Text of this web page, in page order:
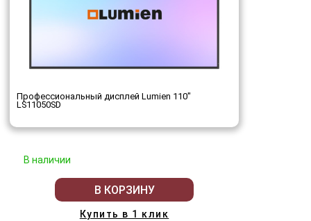
Профессиональный дисплей Lumien 110"
LS11050SD
В наличии
В КОРЗИНУ
Купить в 1 клик